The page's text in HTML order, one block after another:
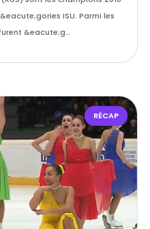
ISU. Parmi les
&eacute;g…
RÉCAP